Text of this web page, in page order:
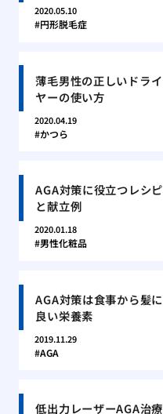
2020.05.10
円形脱毛症
薄毛男性の正しいドライ
ヤーの使い方
2020.04.19
かつら
AGA対策に役立つレシピ
と献立例
2020.01.18
男性化粧品
AGA対策は食事から髪に
良い栄養素
2019.11.29
AGA
低出力レーザーAGA治療